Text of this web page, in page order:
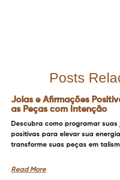
Posts
Joias e Afirmações
as Peças com Intenção
Descubra como programar
positivas para elevar sua
transforme suas peças em
Read More